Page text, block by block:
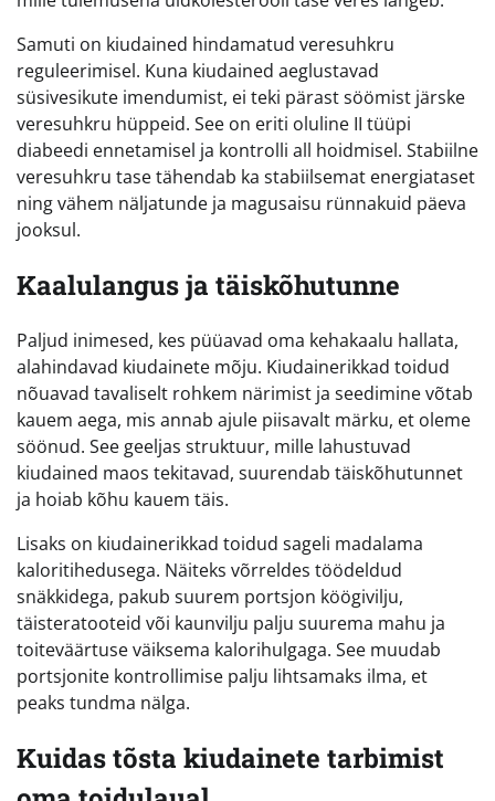
Samuti on kiudained hindamatud veresuhkru
reguleerimisel. Kuna kiudained aeglustavad
süsivesikute imendumist, ei teki pärast söömist järske
veresuhkru hüppeid. See on eriti oluline II tüüpi
diabeedi ennetamisel ja kontrolli all hoidmisel. Stabiilne
veresuhkru tase tähendab ka stabiilsemat energiataset
ning vähem näljatunde ja magusaisu rünnakuid päeva
jooksul.
Kaalulangus ja täiskõhutunne
Paljud inimesed, kes püüavad oma kehakaalu hallata,
alahindavad kiudainete mõju. Kiudainerikkad toidud
nõuavad tavaliselt rohkem närimist ja seedimine võtab
kauem aega, mis annab ajule piisavalt märku, et oleme
söönud. See geeljas struktuur, mille lahustuvad
kiudained maos tekitavad, suurendab täiskõhutunnet
ja hoiab kõhu kauem täis.
Lisaks on kiudainerikkad toidud sageli madalama
kaloritihedusega. Näiteks võrreldes töödeldud
snäkkidega, pakub suurem portsjon köögivilju,
täisteratooteid või kaunvilju palju suurema mahu ja
toiteväärtuse väiksema kalorihulgaga. See muudab
portsjonite kontrollimise palju lihtsamaks ilma, et
peaks tundma nälga.
Kuidas tõsta kiudainete tarbimist